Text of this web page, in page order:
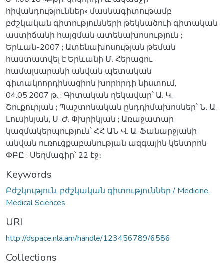
հիվանդություններ» մասնագիտութամբ
բժշկական գիտությունների թեկնածուի գիտական
աստիճանի հայցման ատենախոսություն ;
Երևան-2007 ; Ատենախոսության թեման
հաստատվել է Երևանի Մ. Հերացու
համալսարանի անվան պետական
գիտակոորդինացիոն խորհրդի նիստում,
04.05.2007 թ. ; Գիտական ղեկավար՝ Ա. Կ.
Շուքուրյան ; Պաշտոնական ընդդիմախոսներ՝ Ն. Ա.
Լուսինյան, Ս. Ժ. Փխրիկյան ; Առաջատար
կազմակերպություն՝ ՀՀ ԱՆ Վ. Ա. Ֆանարջյանի
անվան ուռուցքաբանության ազգային կենտրոն
ՓԲԸ ; Սեղմագիր՝ 22 էջ։
Keywords
Բժշկություն, բժշկական գիտություններ / Medicine,
Medical Sciences
URI
http://dspace.nla.am/handle/123456789/6586
Collections